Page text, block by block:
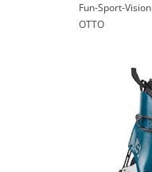
Fun-Sport-Vision
OTTO